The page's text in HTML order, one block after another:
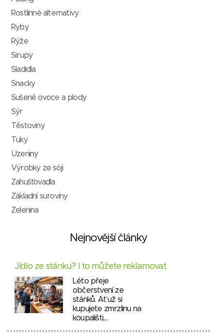
Rostlinné alternativy
Ryby
Rýže
Sirupy
Sladidla
Snacky
Sušené ovoce a plody
Sýr
Těstoviny
Tuky
Uzeniny
Výrobky ze sóji
Zahušťovadla
Základní suroviny
Zelenina
Nejnovější články
Jídlo ze stánku? I to můžete reklamovat
Léto přeje
občerstvení ze
stánků. Ať už si
kupujete zmrzlinu na
koupališti,…